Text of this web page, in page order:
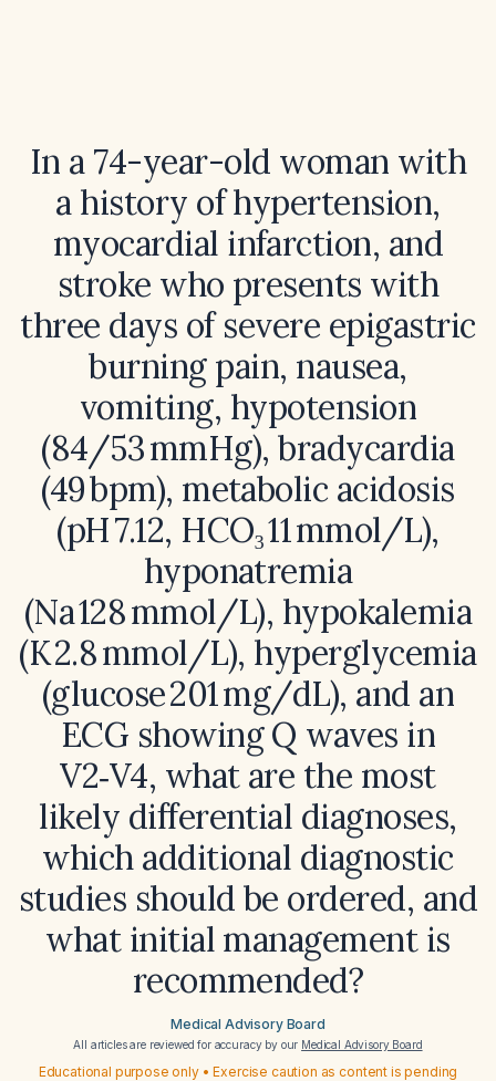
In a 74-year-old woman with
a history of hypertension,
myocardial infarction, and
stroke who presents with
three days of severe epigastric
burning pain, nausea,
vomiting, hypotension
(84/53 mmHg), bradycardia
(49 bpm), metabolic acidosis
(pH 7.12, HCO₃ 11 mmol/L),
hyponatremia
(Na 128 mmol/L), hypokalemia
(K 2.8 mmol/L), hyperglycemia
(glucose 201 mg/dL), and an
ECG showing Q waves in
V2‑V4, what are the most
likely differential diagnoses,
which additional diagnostic
studies should be ordered, and
what initial management is
recommended?
Medical Advisory Board
All articles are reviewed for accuracy by our Medical Advisory Board
Educational purpose only • Exercise caution as content is pending